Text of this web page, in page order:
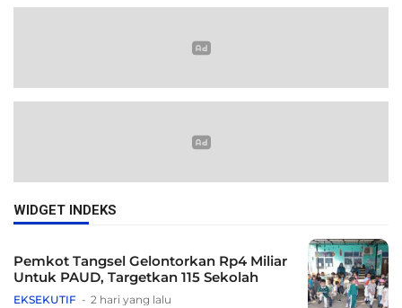
WIDGET INDEKS
Pemkot Tangsel Gelontorkan Rp4 Miliar
Untuk PAUD, Targetkan 115 Sekolah
EKSEKUTIF 2 hari yang lalu